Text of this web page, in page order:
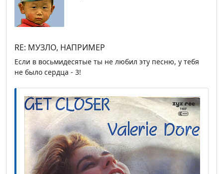
RE: МУЗЛО, НАПРИМЕР
Если в восьмидесятые ты не любил эту песню, у тебя
не было сердца - 3!